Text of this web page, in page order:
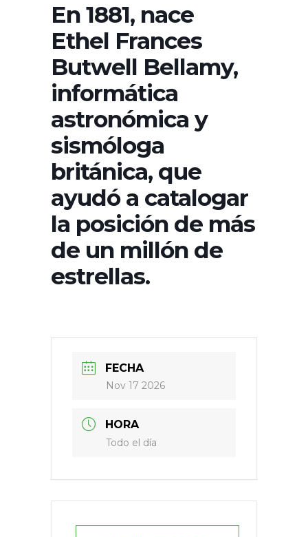
En 1881, nace
Ethel Frances
Butwell Bellamy,
informática
astronómica y
sismóloga
británica, que
ayudó a catalogar
la posición de más
de un millón de
estrellas.
FECHA
Nov 17 2026
HORA
Todo el día